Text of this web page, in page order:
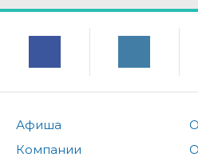
Афиша
Компании